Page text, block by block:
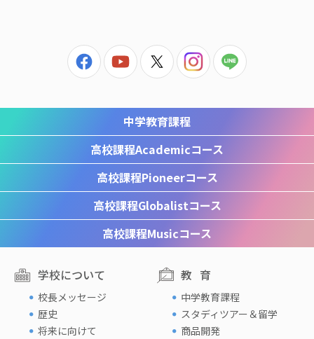
中学教育課程
高校課程Academicコース
高校課程Pioneerコース
高校課程Globalistコース
高校課程Musicコース
学校について
校長メッセージ
歴史
将来に向けて
教育
中学教育課程
スタディツアー＆留学
商品開発